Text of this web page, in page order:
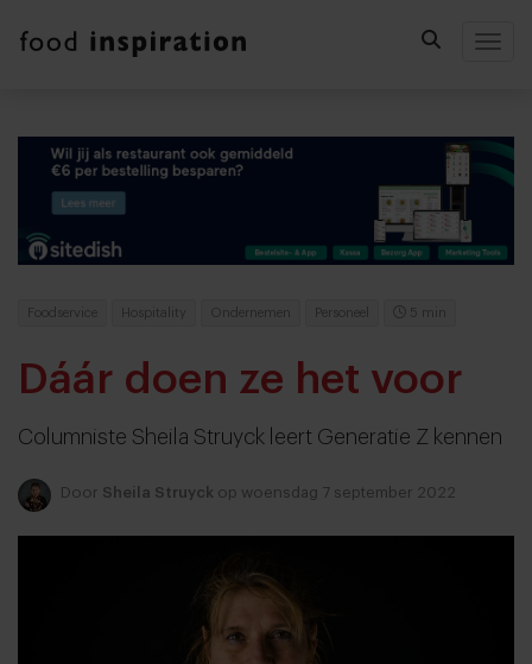
Foodservice Hospitality Ondernemen Personeel 5 min
Dáár doen ze het voor
Columniste Sheila Struyck leert Generatie Z kennen
Door Sheila Struyck op woensdag 7 september 2022